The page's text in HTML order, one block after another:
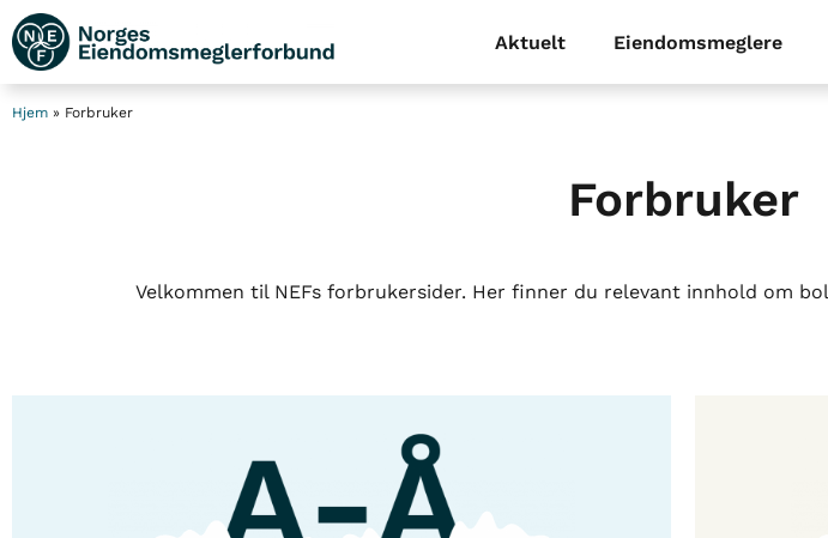
Aktuelt Eiendomsmeglere
Hjem » Forbruker
Forbruker
Velkommen til NEFs forbrukersider. Her finner du relevant innhold om